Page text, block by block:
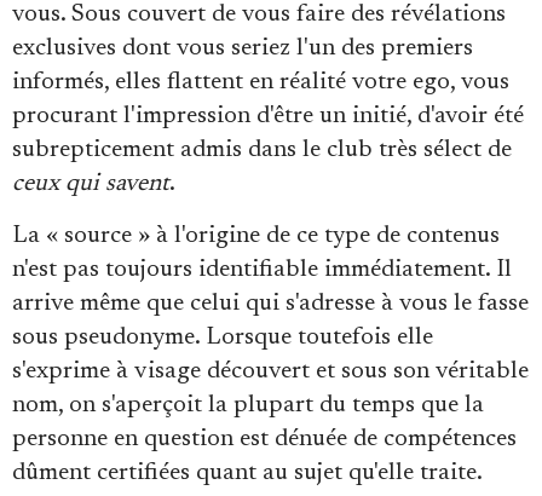
vous. Sous couvert de vous faire des révélations
exclusives dont vous seriez l'un des premiers
informés, elles flattent en réalité votre ego, vous
procurant l'impression d'être un initié, d'avoir été
subrepticement admis dans le club très sélect de
ceux qui savent.
La « source » à l'origine de ce type de contenus
n'est pas toujours identifiable immédiatement. Il
arrive même que celui qui s'adresse à vous le fasse
sous pseudonyme. Lorsque toutefois elle
s'exprime à visage découvert et sous son véritable
nom, on s'aperçoit la plupart du temps que la
personne en question est dénuée de compétences
dûment certifiées quant au sujet qu'elle traite.